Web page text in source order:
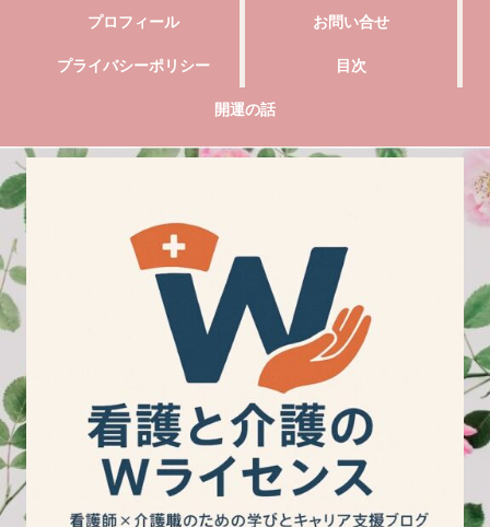
プロフィール お問い合せ
プライバシーポリシー 目次
開運の話